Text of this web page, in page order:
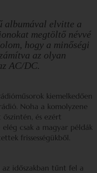
albumával elvitte a
megtöltő névvé
hogy a minőségi
az olyan
AC/DC.
kiemelkedően
Noha a komolyzene
és ezért
csak a magyar példák
frissességükből.
az időszakban tűnt fel a